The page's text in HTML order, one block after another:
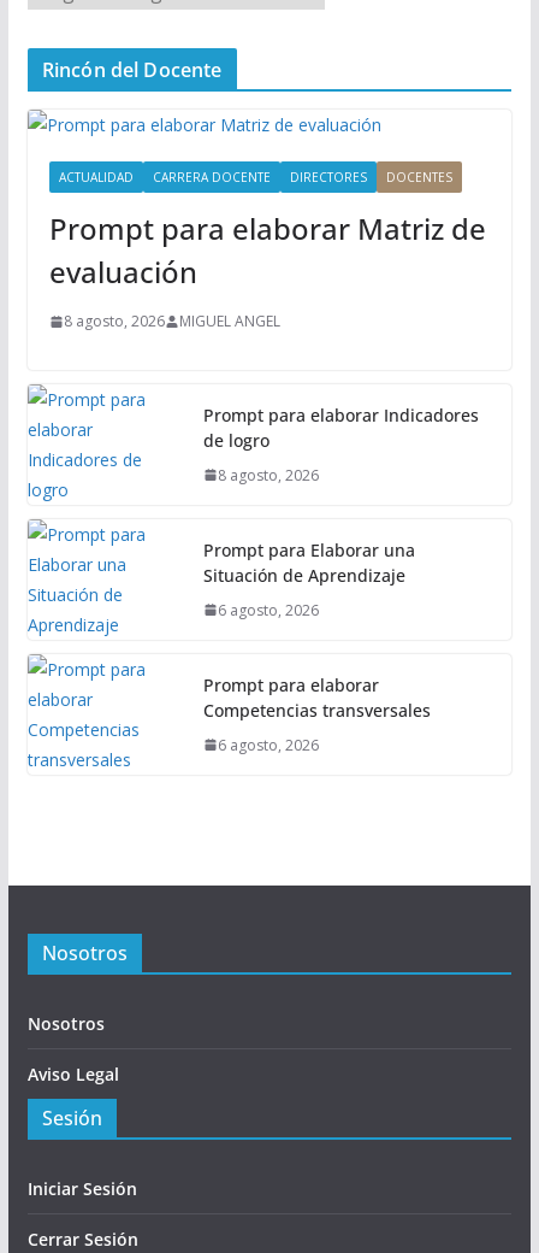
e
n
P
Rincón del Docente
ACTUALIDAD CARRERA DOCENTE DIRECTORES DOCENTES
Prompt para elaborar Matriz de
evaluación
8 agosto, 2026 MIGUEL ANGEL
Prompt para elaborar Indicadores
de logro
8 agosto, 2026
Prompt para Elaborar una
Situación de Aprendizaje
6 agosto, 2026
Prompt para elaborar
Competencias transversales
6 agosto, 2026
Nosotros
Nosotros
Aviso Legal
Sesión
Iniciar Sesión
Cerrar Sesión